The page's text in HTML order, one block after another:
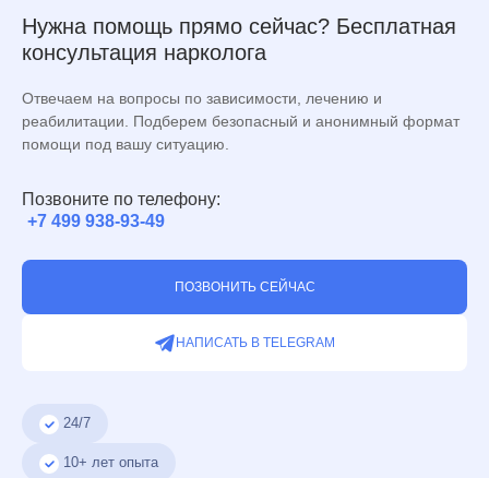
Нужна помощь прямо сейчас? Бесплатная
консультация нарколога
Отвечаем на вопросы по зависимости, лечению и
реабилитации. Подберем безопасный и анонимный формат
помощи под вашу ситуацию.
Позвоните по телефону:
+7 499 938-93-49
ПОЗВОНИТЬ СЕЙЧАС
НАПИСАТЬ В TELEGRAM
24/7
10+ лет опыта